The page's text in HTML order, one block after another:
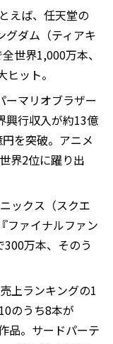
えば、任天堂の
グダム（ティアキ
世界1,000万本、
ット。
ーマリオブラザー
興行収入が約13億
を突破。アニメ
界2位に躍り出
ックス（スクエ
ファイナルファン
万本、そのう
上ランキングの1
のうち8本が
品。サードパーテ